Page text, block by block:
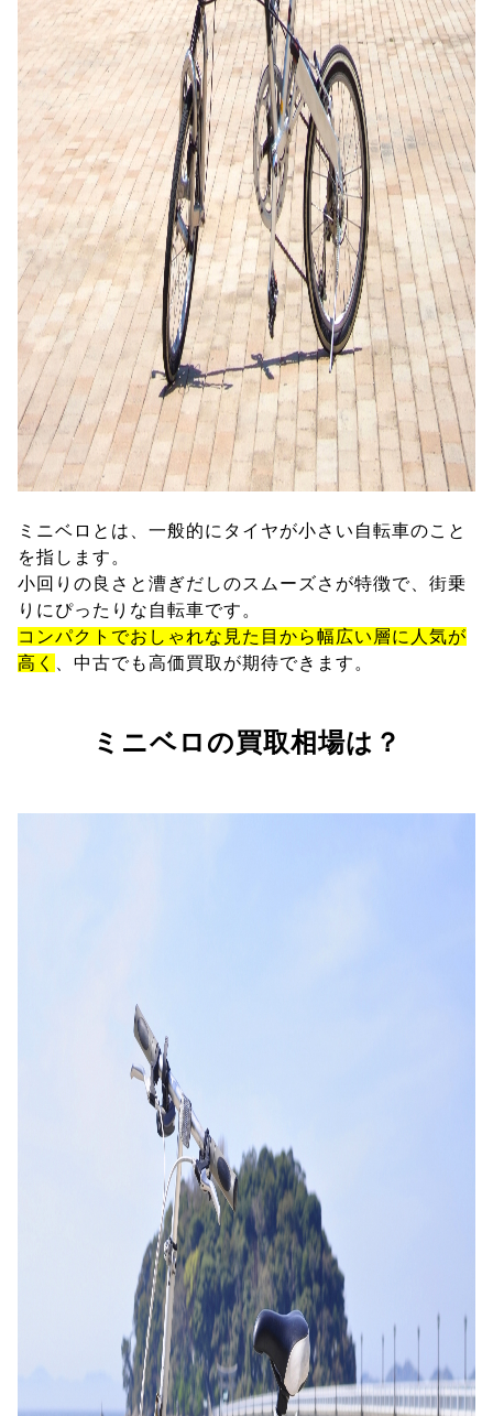
ミニベロとは、一般的にタイヤが小さい自転車のこと
を指します。
小回りの良さと漕ぎだしのスムーズさが特徴で、街乗
りにぴったりな自転車です。
コンパクトでおしゃれな見た目から幅広い層に人気が
高く
、中古でも高価買取が期待できます。
ミニベロの買取相場は？